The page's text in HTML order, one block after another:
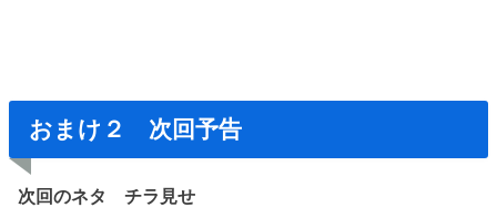
おまけ２ 次回予告
次回のネタ チラ見せ